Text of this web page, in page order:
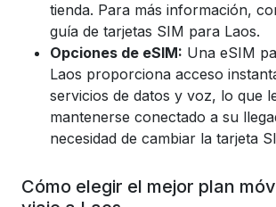
tienda. Para más información,
guía de tarjetas SIM para Laos.
Opciones de eSIM: Una eSIM
Laos proporciona acceso
servicios de datos y voz, lo que
mantenerse conectado a su
necesidad de cambiar la tarjeta
Cómo elegir el mejor plan